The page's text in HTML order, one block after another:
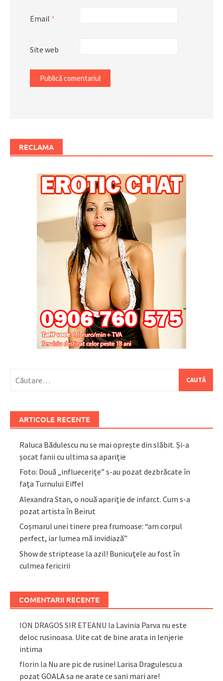
Email *
Site web
RECLAMA
după:
ARTICOLE RECENTE
Raluca Bădulescu nu se mai oprește din slăbit. Și-a
șocat fanii cu ultima sa apariție
Foto: Două „influecerițe” s-au pozat dezbrăcate în
fața Turnului Eiffel
Alexandra Stan, o nouă apariție de infarct. Cum s-a
pozat artista în Beirut
Coșmarul unei tinere prea frumoase: “am corpul
perfect, iar lumea mă invidiază”
Show de striptease la azil! Bunicuțele au fost în
culmea fericirii
COMENTARII RECENTE
ION DRAGOS SIR ETEANU la Lavinia Parva nu este
deloc rusinoasa. Uite cat de bine arata in lenjerie
intima
florin la Nu are pic de rusine! Larisa Dragulescu a
pozat GOALA sa ne arate ce sani mari are!